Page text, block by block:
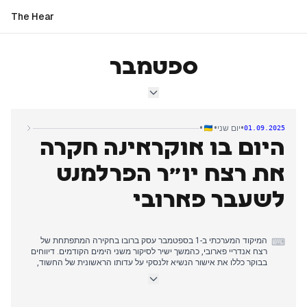
The Hear
ספטמבר
01.09.2025
•יום שני•
•
היום בו אוקראינה חקרה
את רצח יו"ר הפרלמנט
לשעבר פארובי
⌨
המיקוד המערכתי ב-1 בספטמבר עסק ברובו בחקירה המתפתחת של
רצח אנדריי פארובי, כהמשך ישיר לסיקור משני הימים הקודמים. דיווחים
בבוקר כללו את אישור הנשיא זלנסקי על עדותו הראשונית של החשוד,
תושב לבוב בן 52. גורמי אכיפת החוק חשפו בהדרגה מניעים אפשריים,